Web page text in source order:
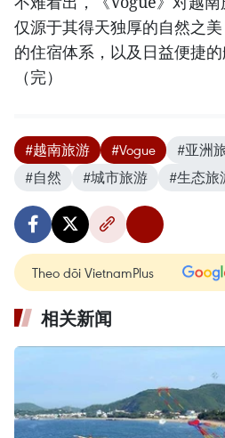
仅源于其得天独厚的自然之
的住宿体系，以及日益便捷的
（完）
#越南旅游 #Vogue #亚洲
#自然
#城市旅游 #生态旅
Theo dõi VietnamPlus
相关新闻